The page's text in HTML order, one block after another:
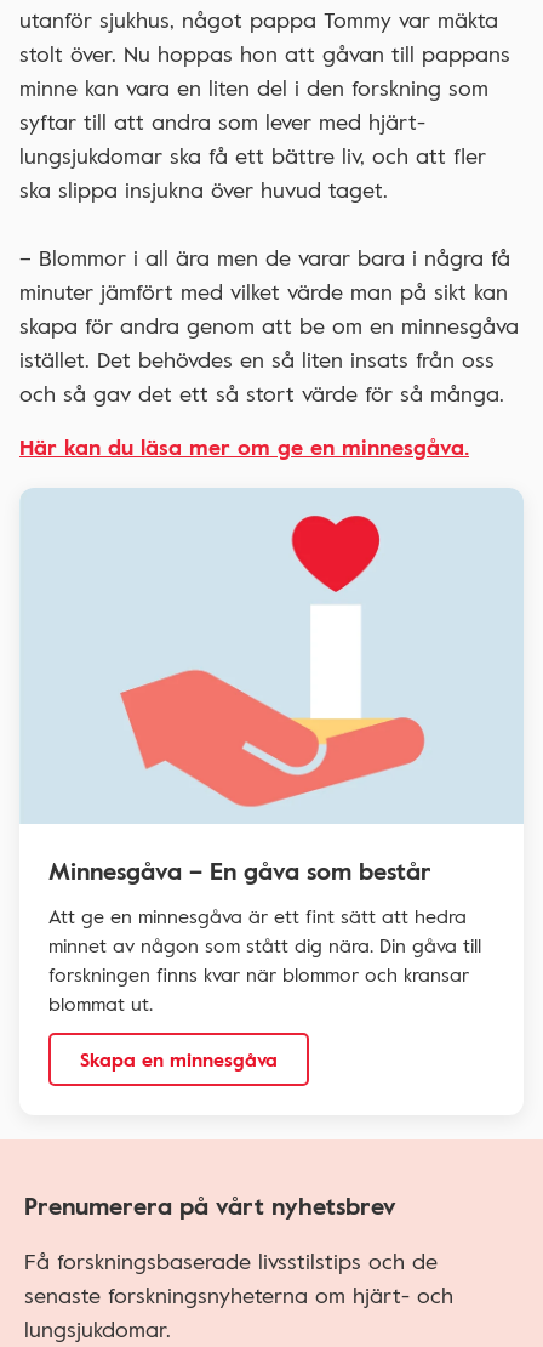
utanför sjukhus, något pappa Tommy var mäkta
stolt över. Nu hoppas hon att gåvan till pappans
minne kan vara en liten del i den forskning som
syftar till att andra som lever med hjärt-
lungsjukdomar ska få ett bättre liv, och att fler
ska slippa insjukna över huvud taget.
– Blommor i all ära men de varar bara i några få
minuter jämfört med vilket värde man på sikt kan
skapa för andra genom att be om en minnesgåva
istället. Det behövdes en så liten insats från oss
och så gav det ett så stort värde för så många.
Här kan du läsa mer om ge en minnesgåva.
Minnesgåva – En gåva som består
Att ge en minnesgåva är ett fint sätt att hedra
minnet av någon som stått dig nära. Din gåva till
forskningen finns kvar när blommor och kransar
blommat ut.
Skapa en minnesgåva
Prenumerera på vårt nyhetsbrev
Få forskningsbaserade livsstilstips och de
senaste forskningsnyheterna om hjärt- och
lungsjukdomar.